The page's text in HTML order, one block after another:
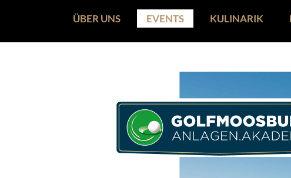
ÜBER UNS EVENTS KULINARIK